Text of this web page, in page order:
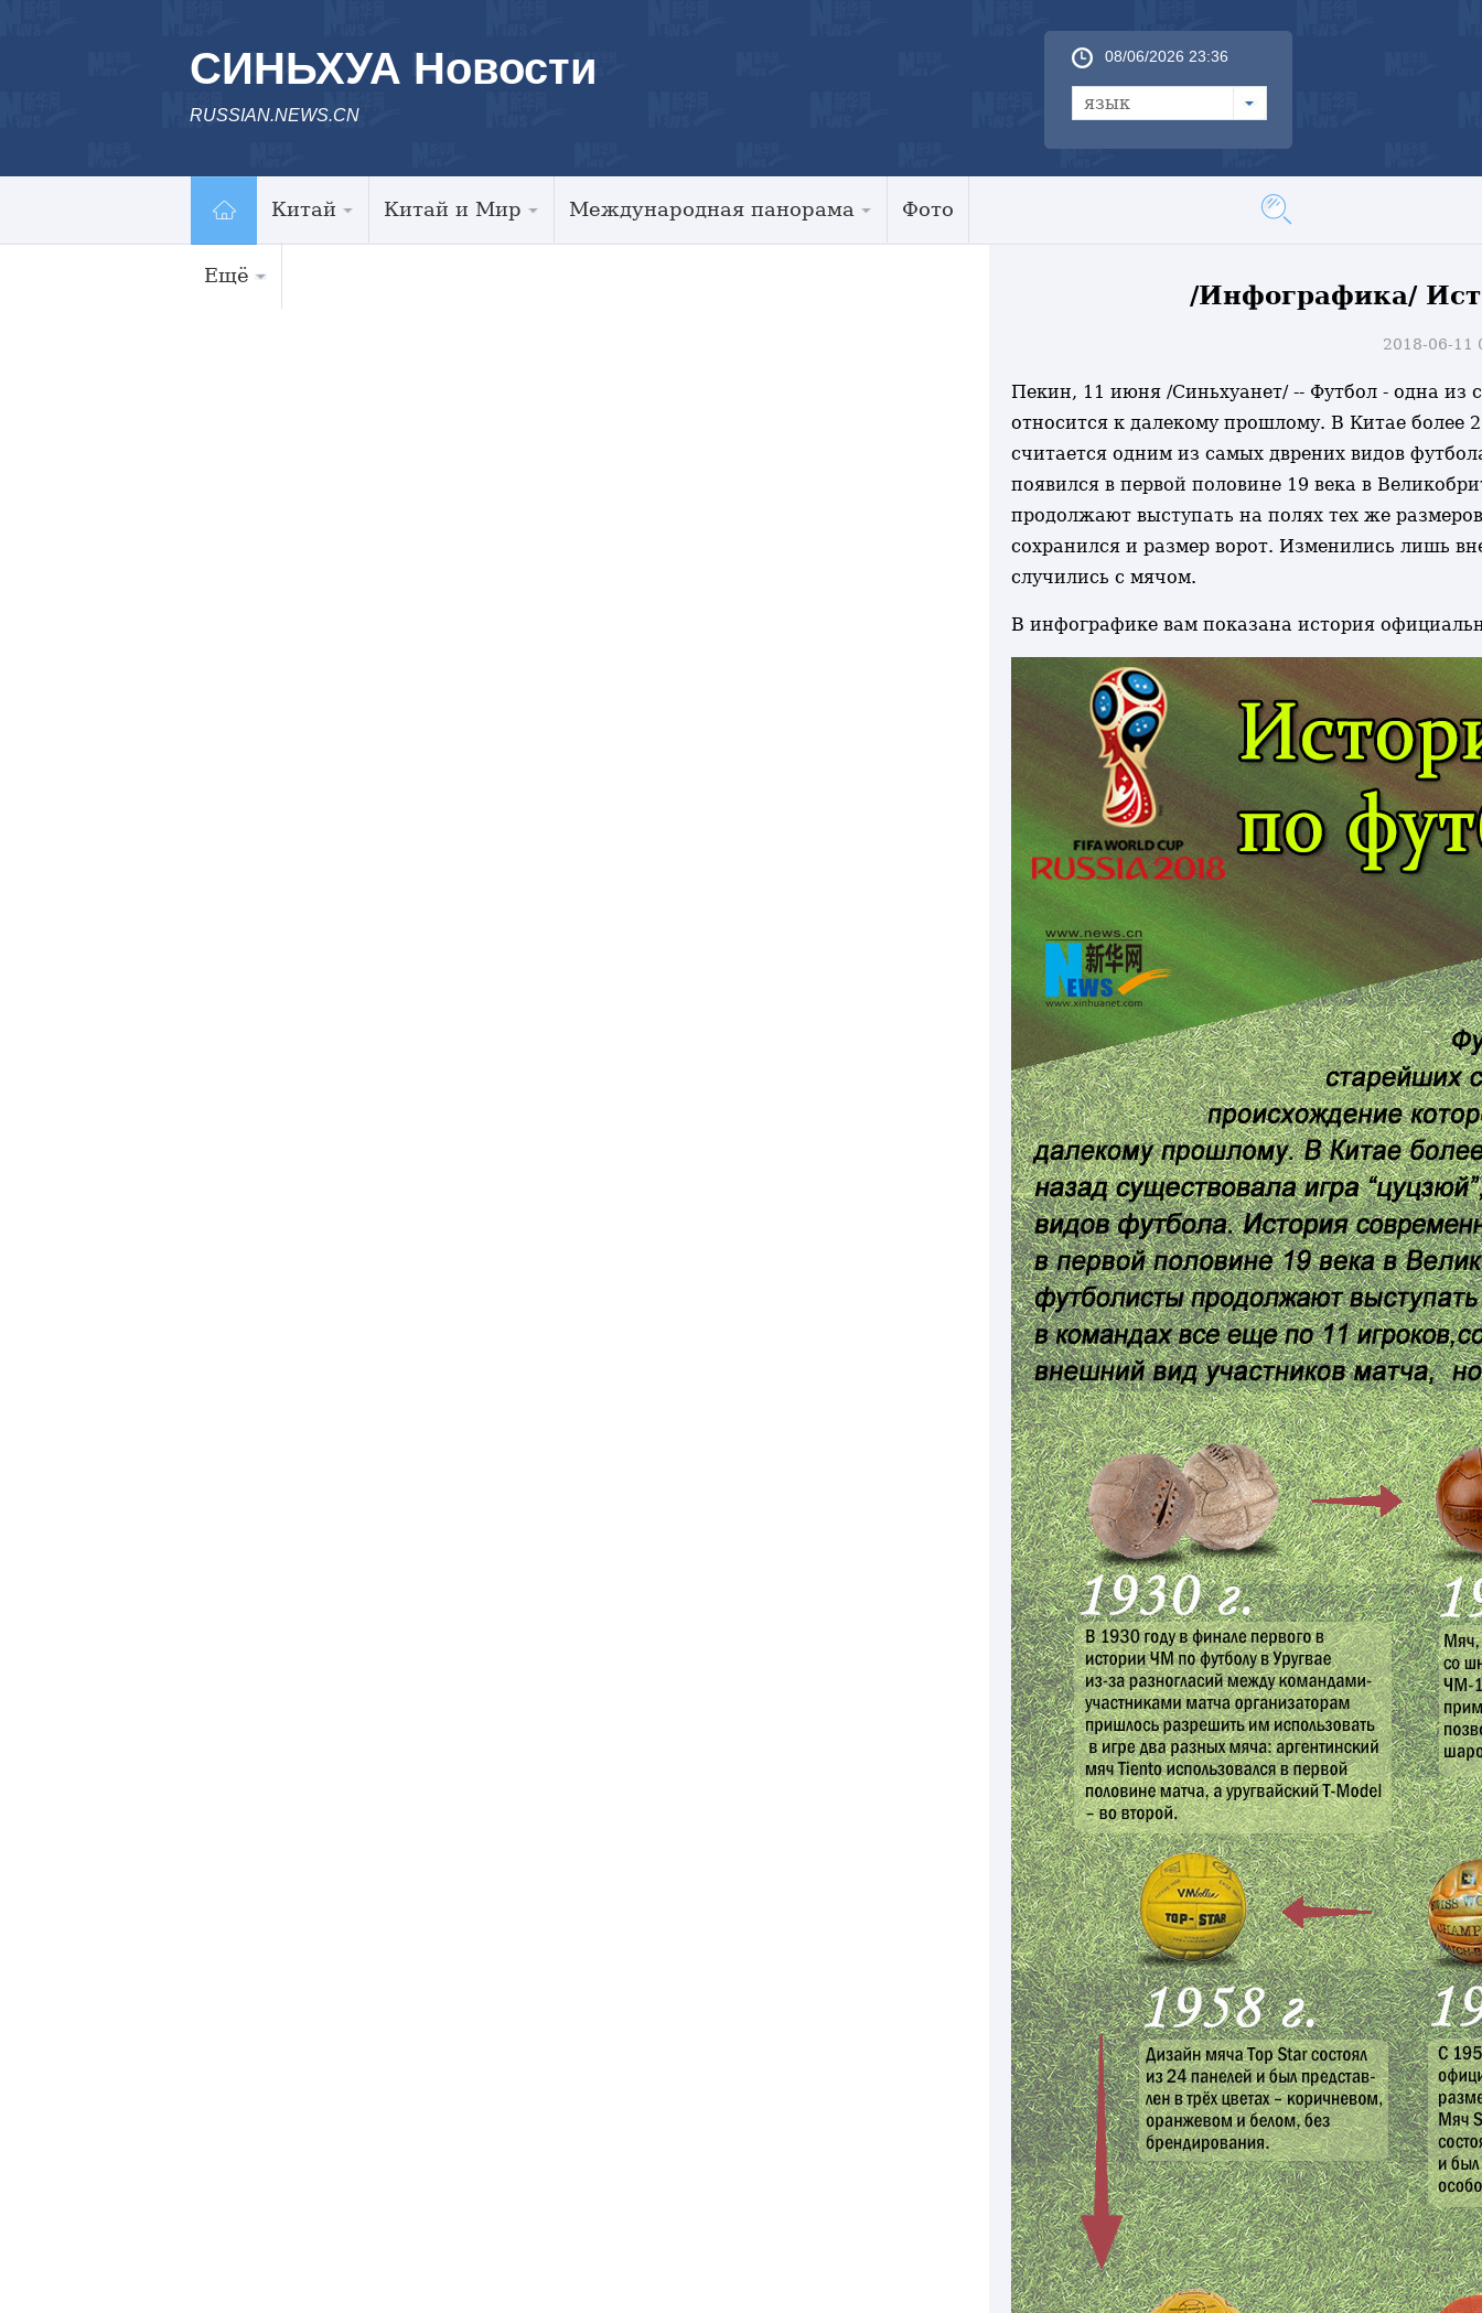
СИНЬХУА Новости
RUSSIAN.NEWS.CN
08/06/2026 23:37
язык
Китай Китай и Мир Международная панорама Фото
Ещё
/Инфографика/
2018-06-11
Пекин, 11 июня /Синьхуанет/ -- Футбол - одна из
относится к далекому прошлому. В Китае более
считается одним из самых дврених видов
появился в первой половине 19 века в
продолжают выступать на полях тех же
сохранился и размер ворот. Изменились лишь
случились с мячом.
В инфографике вам показана история